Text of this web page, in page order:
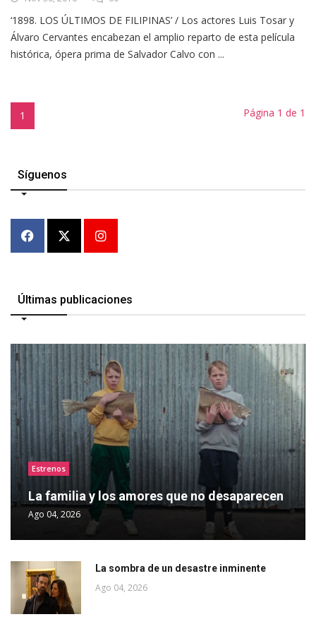
‘1898. LOS ÚLTIMOS DE FILIPINAS’ / Los actores Luis Tosar y
Álvaro Cervantes encabezan el amplio reparto de esta película
histórica, ópera prima de Salvador Calvo con ...
1 Página 1 de 1
Síguenos
Últimas publicaciones
Estrenos
La familia y los amores que no desaparecen
Ago 04, 2026
La sombra de un desastre inminente
Ago 04, 2026